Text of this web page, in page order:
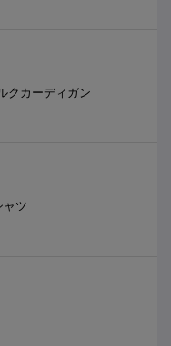
クカーディガン
ャツ